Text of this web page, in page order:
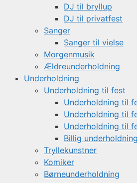
DJ til bryllup
DJ til privatfest
Sanger
Sanger til vielse
Morgenmusik
Ældreunderholdning
Underholdning
Underholdning til fest
Underholdning til
Underholdning til
Underholdning til
Billig
Tryllekunstner
Komiker
Børneunderholdning